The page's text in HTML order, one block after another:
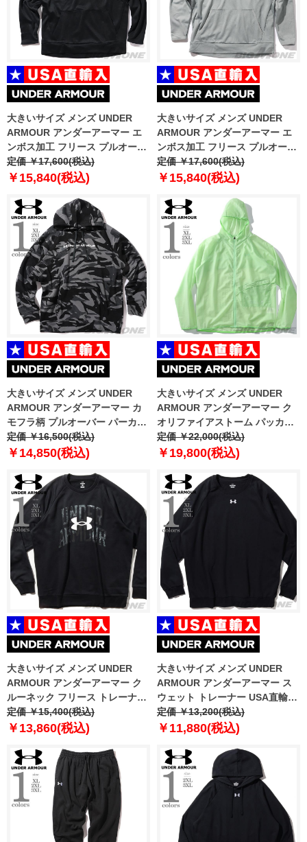
大きいサイズ メンズ UNDER
ARMOUR アンダーアーマー エ
ンボス加工 フリース プルオーバ
ー パーカー USA直輸入
6004092-001
定価 ￥17,600(税込)
￥15,840(税込)
大きいサイズ メンズ UNDER
ARMOUR アンダーアーマー エ
ンボス加工 フリース プルオーバ
ー パーカー USA直輸入
6004092-035
定価 ￥17,600(税込)
￥15,840(税込)
大きいサイズ メンズ UNDER
ARMOUR アンダーアーマー カ
モフラ柄 プルオーバー パーカー
USA直輸入 6003957-001
定価 ￥16,500(税込)
￥14,850(税込)
大きいサイズ メンズ UNDER
ARMOUR アンダーアーマー ク
オリファイアストーム パッカブ
ル ジャケット USA直輸入
1326597
定価 ￥22,000(税込)
￥19,800(税込)
大きいサイズ メンズ UNDER
ARMOUR アンダーアーマー ク
ルーネック フリース トレーナー
RIVAL FLEECE WORDMARK
DYE CREW USA直輸入
定価 ￥15,400(税込)
￥13,860(税込)
大きいサイズ メンズ UNDER
ARMOUR アンダーアーマー ス
ウェット トレーナー USA直輸入
1379755-001
定価 ￥13,200(税込)
￥11,880(税込)